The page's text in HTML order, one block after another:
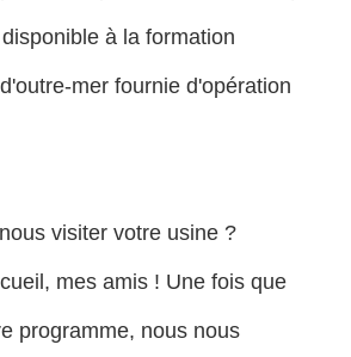
à la formation
mer fournie d'opération
visiter votre usine ?
mes amis ! Une fois que
programme, nous nous